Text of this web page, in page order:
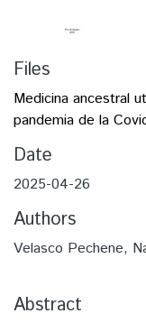
Files
Medicina ancestral
pandemia de la
Date
2025-04-26
Authors
Velasco Pechene,
Abstract